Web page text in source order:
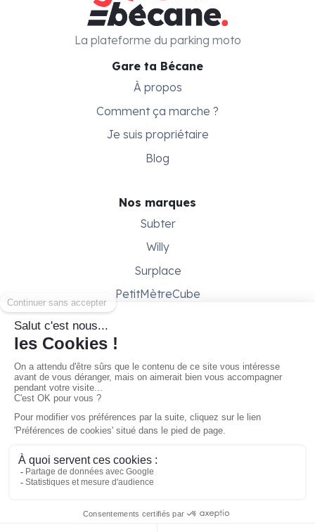
Gare ta Bécane
À propos
Comment ça marche ?
Je suis propriétaire
Blog
Nos marques
Subter
Willy
Surplace
PetitMètreCube
Besoin d'aide ?
Conditions générales
Gestion des cookies
La plateforme du parking moto
Copyright © 2026 - Gare ta Bécanemarque de